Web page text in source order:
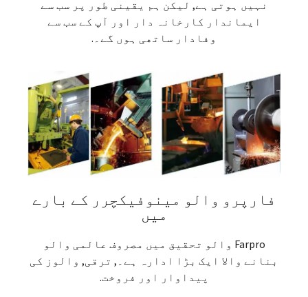
نہیں ہوتی ہے, لیکن ہم یقینی طور پر سب سے
ایماندار کارخانہ دار اور آپ کے سب سے
وفادار ساتھی ہوں گے۔.
فارپرو والو مینوفیکچرر کے بارے
میں
Farpro والو تحقیق میں مصروف عالمی والو
بنانے والا ایک بڑا ادارہ ہے۔, ترقی, والوز کی
پیداوار اور فروخت.